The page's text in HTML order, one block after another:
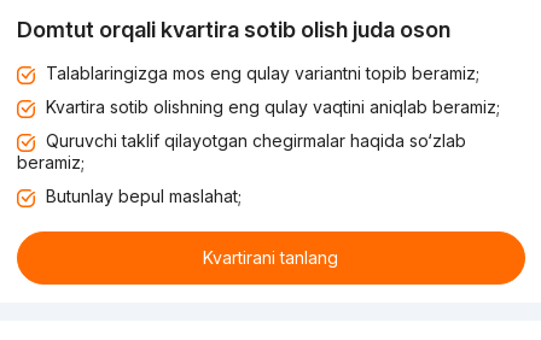
Domtut orqali kvartira sotib olish juda oson
Talablaringizga mos eng qulay variantni topib beramiz;
Kvartira sotib olishning eng qulay vaqtini aniqlab beramiz;
Quruvchi taklif qilayotgan chegirmalar haqida so‘zlab
beramiz;
Butunlay bepul maslahat;
Kvartirani tanlang